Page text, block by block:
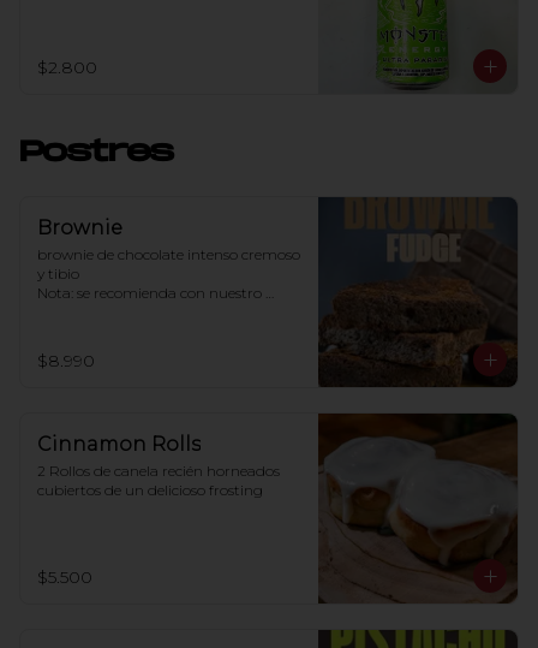
$2.800
Postres
Brownie
brownie de chocolate intenso cremoso
y tibio
Nota: se recomienda con nuestro
$8.990
Cinnamon Rolls
2 Rollos de canela recién horneados
cubiertos de un delicioso frosting
$5.500